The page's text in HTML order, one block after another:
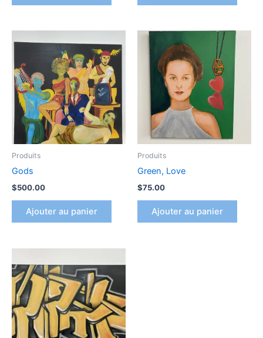
Produits
Gods
$500.00
Ajouter au panier
Produits
Green, Love
$75.00
Ajouter au panier